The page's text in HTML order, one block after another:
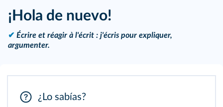
¡Hola de nuevo!
✔ Écrire et réagir à l'écrit : j'écris pour expliquer,
argumenter.
¿Lo sabías?